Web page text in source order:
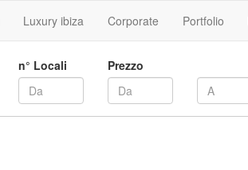
Luxury ibiza Corporate Portfolio
n° Locali Prezzo